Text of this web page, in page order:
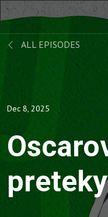
ALL EPISODES
Dec 8, 2025
preteky